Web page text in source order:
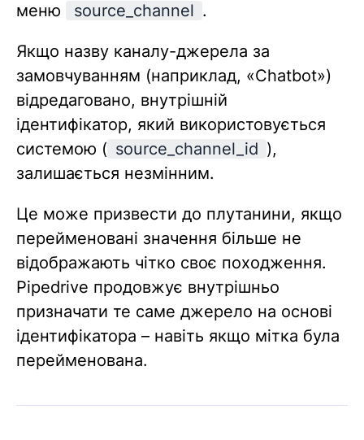
меню
source_channel .
Якщо назву каналу-джерела за
замовчуванням (наприклад, «Chatbot»)
відредаговано, внутрішній
ідентифікатор, який використовується
системою ( source_channel_id ),
залишається незмінним.
Це може призвести до плутанини, якщо
перейменовані значення більше не
відображають чітко своє походження.
Pipedrive продовжує внутрішньо
призначати те саме джерело на основі
ідентифікатора – навіть якщо мітка була
перейменована.